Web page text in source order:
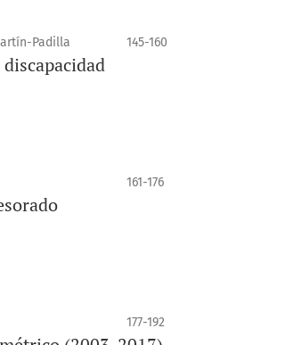
Padilla 145-160
161-176
177-192